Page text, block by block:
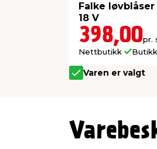
Falke løvblåser
18 V
398,00pr.
Nettbutikk
Butikk
Varen er valgt